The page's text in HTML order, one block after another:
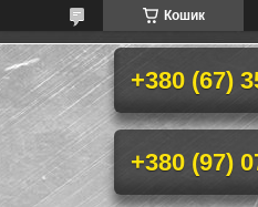
Кошик
+380 (67)
+380 (97)